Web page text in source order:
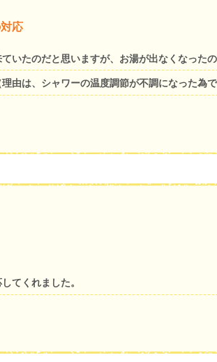
応
いたのだと思いますが、お湯が出なくなっ
由は、シャワーの温度調節が不調になった為で
てくれました。